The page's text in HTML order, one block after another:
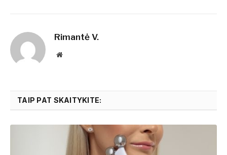
Rimantė V.
Website
TAIP PAT SKAITYKITE: